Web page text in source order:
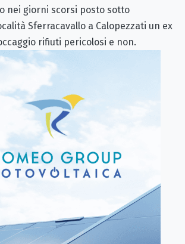
nei giorni scorsi posto sotto
Sferracavallo a Calopezzati un ex
rifiuti pericolosi e non.